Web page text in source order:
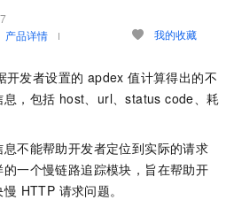
产品详情 我的收藏
开发者设置的 apdex 值计算得出的不
息，包括 host、url、status code、耗
不能帮助开发者定位到实际的请求
一个慢链路追踪模块，旨在帮助开
HTTP 请求问题。